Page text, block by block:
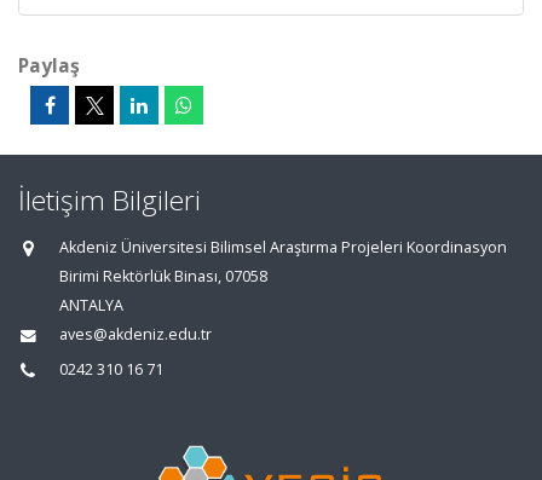
Paylaş
İletişim Bilgileri
Akdeniz Üniversitesi Bilimsel Araştırma Projeleri Koordinasyon
Birimi Rektörlük Binası, 07058
ANTALYA
aves@akdeniz.edu.tr
0242 310 16 71